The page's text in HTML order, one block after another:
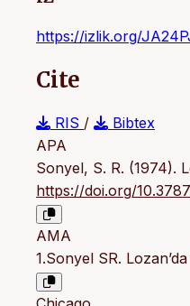
https://izlik.org/
Cite
RIS /
Bibtex
APA
Sonyel, S. R. (1974).
https://doi.org/
AMA
1.Sonyel SR.